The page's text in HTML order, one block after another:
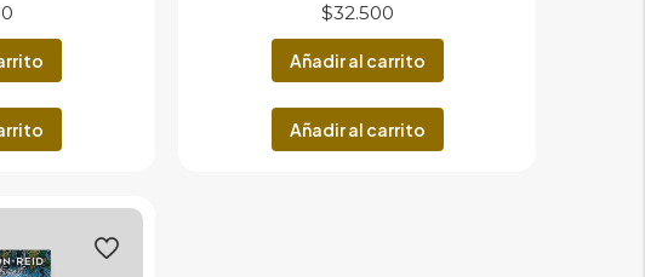
$32.500
Añadir al carrito
Añadir al carrito